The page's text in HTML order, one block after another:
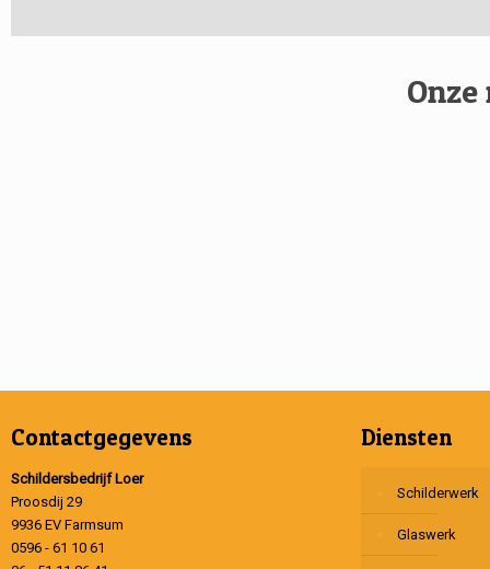
Contactgegevens
Schildersbedrijf Loer
Proosdij 29
9936 EV Farmsum
0596 - 61 10 61
Diensten
Schilderwerk
Glaswerk